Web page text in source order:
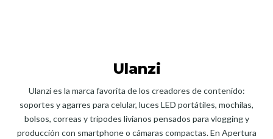
Ulanzi
Ulanzi es la marca favorita de los creadores de contenido:
soportes y agarres para celular, luces LED portátiles, mochilas,
bolsos, correas y trípodes livianos pensados para vlogging y
producción con smartphone o cámaras compactas. En Apertura